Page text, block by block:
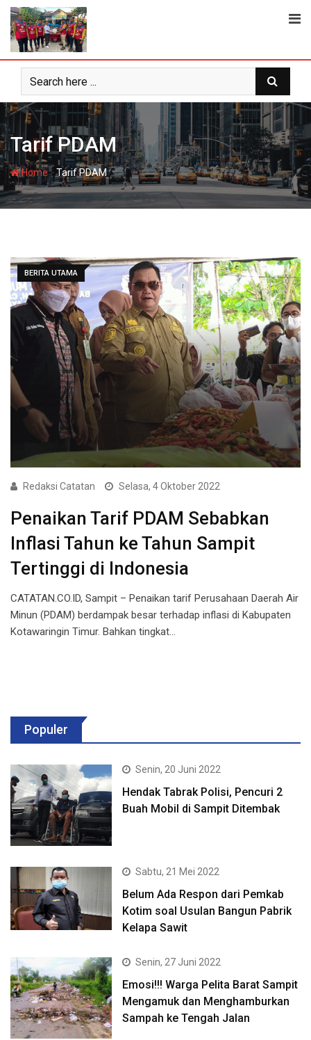
Skip
content
Tarif PDAM
Home-Tarif PDAM
BERITA UTAMA
Redaksi Catatan Selasa, 4 Oktober 2022
Penaikan Tarif PDAM Sebabkan
Inflasi Tahun ke Tahun Sampit
Tertinggi di Indonesia
CATATAN.CO.ID, Sampit – Penaikan tarif Perusahaan Daerah Air
Minun (PDAM) berdampak besar terhadap inflasi di Kabupaten
Kotawaringin Timur. Bahkan tingkat…
Populer
Senin, 20 Juni 2022
Hendak Tabrak Polisi, Pencuri 2
Buah Mobil di Sampit Ditembak
Sabtu, 21 Mei 2022
Belum Ada Respon dari Pemkab
Kotim soal Usulan Bangun Pabrik
Kelapa Sawit
Senin, 27 Juni 2022
Emosi!!! Warga Pelita Barat Sampit
Mengamuk dan Menghamburkan
Sampah ke Tengah Jalan